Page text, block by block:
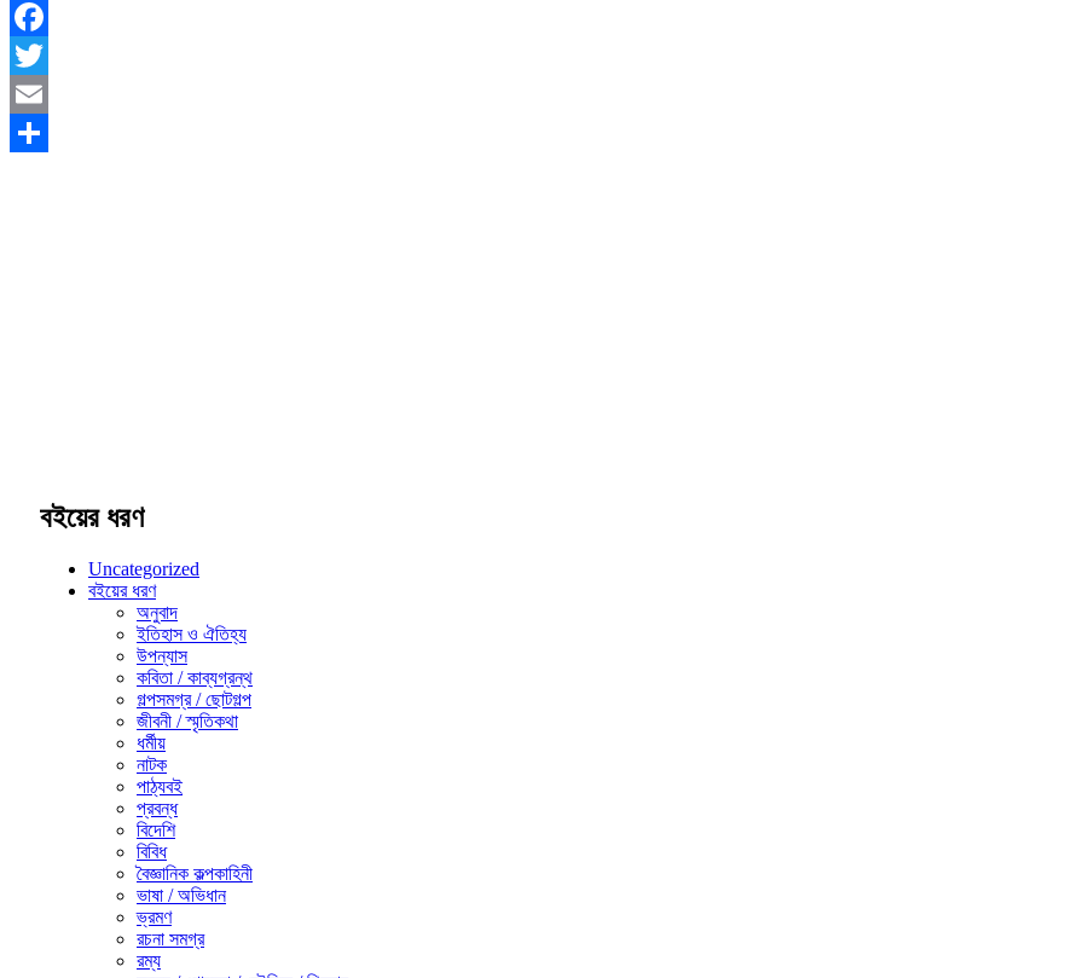
Facebook
Twitter
Email
বইয়ের ধরণ
Uncategorized
বইয়ের ধরণ
অনুবাদ
ইতিহাস ও ঐতিহ্য
উপন্যাস
কবিতা / কাব্যগ্রন্থ
গল্পসমগ্র / ছোটগল্প
জীবনী / স্মৃতিকথা
ধর্মীয়
নাটক
পাঠ্যবই
প্রবন্ধ
বিদেশি
বিবিধ
বৈজ্ঞানিক কল্পকাহিনী
ভাষা / অভিধান
ভ্রমণ
রচনা সমগ্র
রম্য